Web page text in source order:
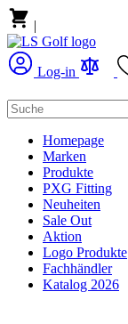
|
Log-in
Homepage
Marken
Produkte
PXG Fitting
Neuheiten
Sale Out
Aktion
Logo Produkte
Fachhändler
Katalog 2026